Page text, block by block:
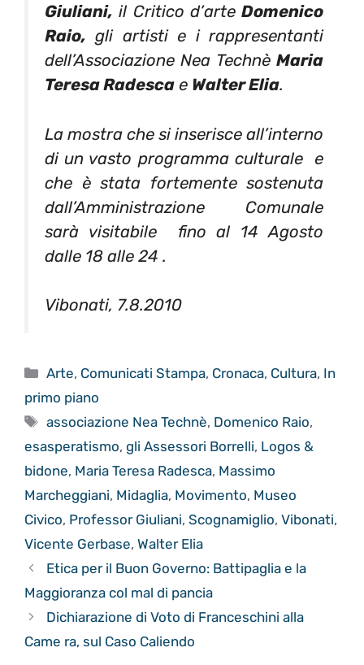
Giuliani, il Critico d’arte Domenico
Raio, gli artisti e i rappresentanti
dell’Associazione Nea Technè Maria
Teresa Radesca e Walter Elia.
La mostra che si inserisce all’interno
di un vasto programma culturale e
che è stata fortemente sostenuta
dall’Amministrazione Comunale
sarà visitabile fino al 14 Agosto
dalle 18 alle 24 .
Vibonati, 7.8.2010
Categorie
Arte, Comunicati Stampa, Cronaca, Cultura, In
primo piano
Tag
associazione Nea Technè, Domenico Raio,
esasperatismo, gli Assessori Borrelli, Logos &
bidone, Maria Teresa Radesca, Massimo
Marcheggiani, Midaglia, Movimento, Museo
Civico, Professor Giuliani, Scognamiglio, Vibonati,
Vicente Gerbase, Walter Elia
Etica per il Buon Governo: Battipaglia e la
Maggioranza col mal di pancia
Dichiarazione di Voto di Franceschini alla
Came ra, sul Caso Caliendo